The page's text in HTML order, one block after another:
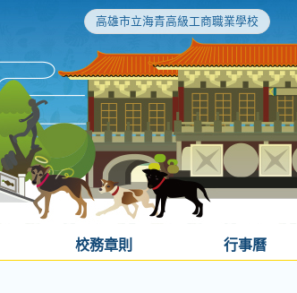
高雄市立海青高級工商職業學校
校務章則 行事曆